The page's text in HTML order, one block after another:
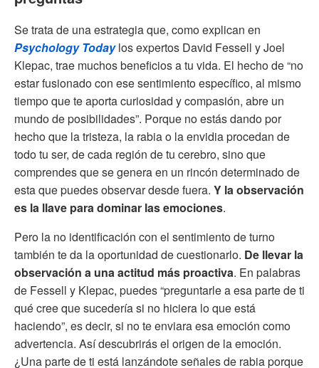
Se trata de una estrategia que, como explican en
Psychology Todaylos expertos David Fessell y Joel
Klepac, trae muchos beneficios a tu vida. El hecho de “no
estar fusionado con ese sentimiento específico, al mismo
tiempo que te aporta curiosidad y compasión, abre un
mundo de posibilidades”. Porque no estás dando por
hecho que la tristeza, la rabia o la envidia procedan de
todo tu ser, de cada región de tu cerebro, sino que
comprendes que se genera en un rincón determinado de
esta que puedes observar desde fuera. Y la observación
es la llave para dominar las emociones.
Pero la no identificación con el sentimiento de turno
también te da la oportunidad de cuestionarlo. De llevar la
observación a una actitud más proactiva. En palabras
de Fessell y Klepac, puedes “preguntarle a esa parte de ti
qué cree que sucedería si no hiciera lo que está
haciendo”, es decir, si no te enviara esa emoción como
advertencia. Así descubrirás el origen de la emoción.
¿Una parte de ti está lanzándote señales de rabia porque